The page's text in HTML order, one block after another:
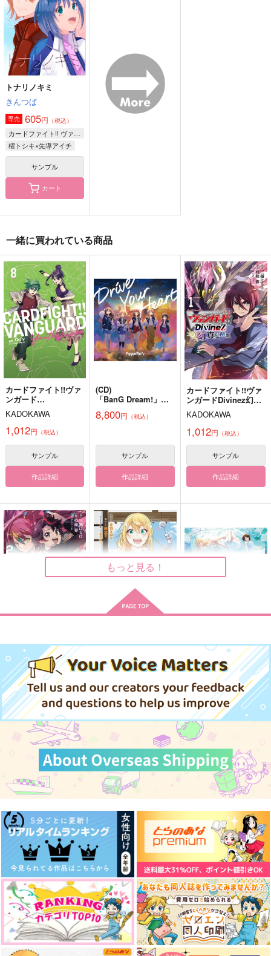
1,729円（税込）
斎藤一×ぐだ子
サンプル
作品詳細 作品詳細
C102原稿中と夏コミ
前夜の話
TENCAL
394 円（税込）
サンプル
作品詳細
恋愛学レポート
三つ葉洋菓子店
トレイ×ジェイド
サンプル
作品詳細
1,650円（税込）
サンプル
作品詳細
明星のロンド
880円（税込）
ルイ×コーイチ
サンプル
あなたとならいつまで
花咲け！わくわく大作
戦
1,004円（税込）
肥前忠広×南海太郎朝尊
サンプル
作品詳細
どきどき そわそわ
550円（税込）
五条悟×伏黒恵
サンプル
一番はじめにお祝いし
わくわく筆圧ゴリラ
1,572円（税込）
梅宮一×杉下京太郎
サンプル
作品詳細
そこにあなたがいなく
ても
わくわく筆圧ゴリラ
787円（税込）
梅宮一×杉下京太郎
サンプル
作品詳細
まよなかクッキング
わくわくバレンタイン
２階からお湯
440円
轟焦凍×爆豪勝己
サンプル
作品詳細
トナリノキミ
きんつば
専売 605円 （税込）
カードファイト!! ヴァンガード
櫂トシキ×先導アイチ
サンプル
カート
一緒に買われている商品
カードファイト!!ヴァ
ンガード
YouthQuake 8
KADOKAWA
1,012円 （税込）
サンプル
作品詳細
(CD)
「BanG Dream!」
「カードファイト!! ヴ
ァンガー
グテー
マ Drive Your Heart(
Blu-ray付生産限定
盤)/Poppin'Party
8,800円 （税込）
サンプル
作品詳細
カードファイト!!ヴァ
ンガードDivinez幻真
覚醒編 1
KADOKAWA
1,012円 （税込）
サンプル
作品詳細
ンガードDivinez幻真
覚醒編 2
KADOKAWA
1,012円 （税込）
サンプル
作品詳細
士、田舎で俺の嫁だと
思われている 8
講談社
サンプル
作品詳細
「BanG Dream!」
「カードファイト!! ヴ
ァンガー
ド Divinez デラック
ス決勝編」オープニン
マ Feathered Dreams
(通常盤)/Morfonica
1,760円（税込）
サンプル
作品詳細
もっと見る！